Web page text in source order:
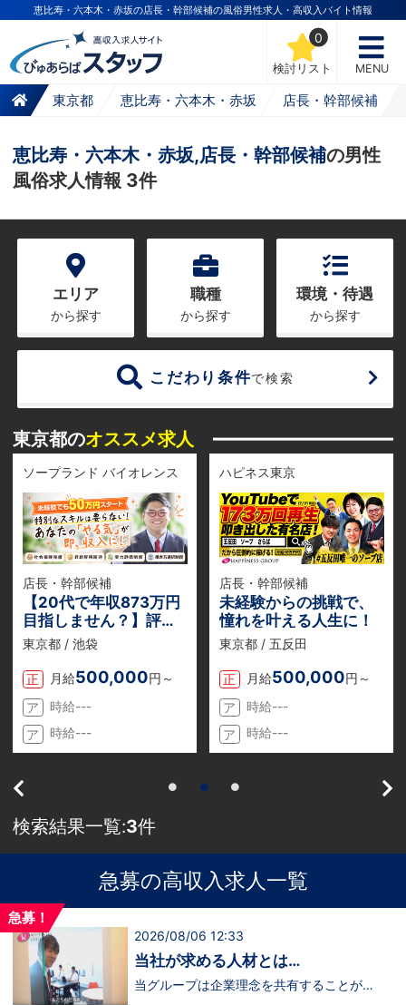
恵比寿・六本木・赤坂の店長・幹部候補の風俗男性求人・高収入バイト情報
検討リスト
0
MENU
東京都 恵比寿・六本木・赤坂 店長・幹部候補
恵比寿・六本木・赤坂,店長・幹部候補の男性
風俗求人情報 3件
エリア
から探す
職種
から探す
環境・待遇
から探す
こだわり条件で検索
東京都のオススメ求人
ソープランド バイオレンス
店長・幹部候補
【20代で年収873万円
目指しません？】評価
体制が整っているから
り！
東京都 / 池袋
正 月給500,000円～
ア
時給---
ア
時給---
ハピネス東京
店長・幹部候補
未経験からの挑戦で、
憧れを叶える人生に！
東京都 / 五反田
正 月給500,000円～
ア
時給---
ア
時給---
検索結果一覧:3件
急募の高収入求人一覧
急募！
2026/08/06 12:33
当社が求める人材とは…
当グループは企業理念を共有することがで